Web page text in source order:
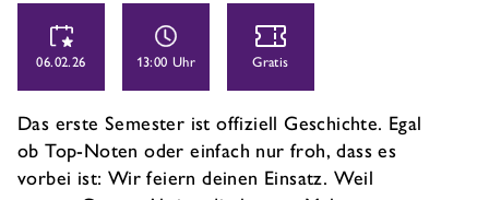
06.02.26 13:00 Uhr Gratis
Das erste Semester ist offiziell Geschichte. Egal
ob Top-Noten oder einfach nur froh, dass es
vorbei ist: Wir feiern deinen Einsatz. Weil